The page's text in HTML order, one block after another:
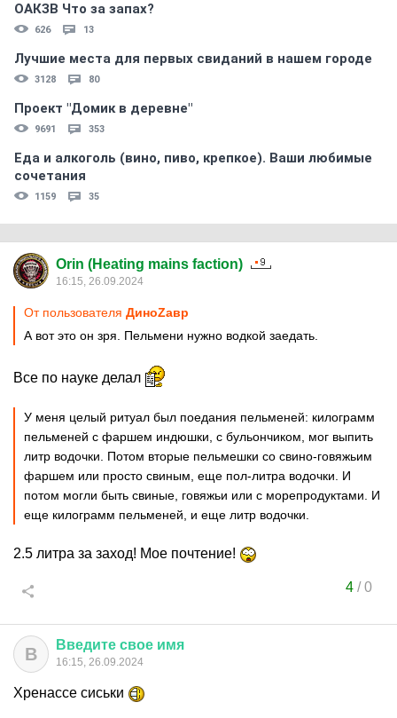
ОАКЗВ Что за запах?
626 13
Лучшие места для первых свиданий в нашем городе
3128 80
Проект "Домик в деревне"
9691 353
Еда и алкоголь (вино, пиво, крепкое). Ваши любимые
сочетания
1159 35
Orin (Heating mains faction)
16:15, 26.09.2024
От пользователя ДиноZавp
А вот это он зря. Пельмени нужно водкой заедать.
Все по науке делал
У меня целый ритуал был поедания пельменей: килограмм
пельменей с фаршем индюшки, с бульончиком, мог выпить
литр водочки. Потом вторые пельмешки со свино-говяжьим
фаршем или просто свиным, еще пол-литра водочки. И
потом могли быть свиные, говяжьи или с морепродуктами. И
еще килограмм пельменей, и еще литр водочки.
2.5 литра за заход! Мое почтение!
4/0
В Введите свое имя
16:15, 26.09.2024
Хренассе сиськи